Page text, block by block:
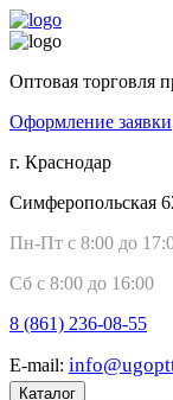
Оптовая торговля
Оформление заявки
г. Краснодар
Симферопольская
Пн-Пт с 8:00 до
Сб с 8:00 до 16:00
8 (861) 236-08-55
E-mail:
Каталог